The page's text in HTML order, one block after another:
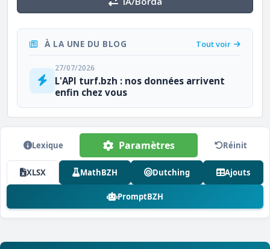
À LA UNE DU BLOG Tout voir
27/07/2026
L'API turf.bzh : nos données arrivent
enfin chez vous
Lexique Paramètres Réinit
XLSX MathBZH Dutching Ajouts
PromptBZH